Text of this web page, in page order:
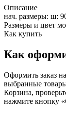
Описание
нач. размеры: ш:
Размеры и цвет
Как купить
Как
Оформить заказ
выбранные
Корзина,
нажмите кнопку